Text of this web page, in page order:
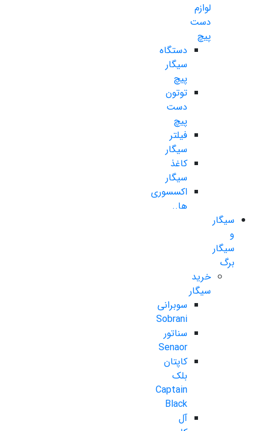
لوازم
دست
پیچ
دستگاه
سیگار
پیچ
توتون
دست
پیچ
فیلتر
سیگار
کاغذ
سیگار
اکسسوری
ها..
سیگار
سیگار
برگ
خرید
سیگار
سوبرانی
Sobrani
سناتور
Senaor
کاپتان
بلک
Captain
Black
آل